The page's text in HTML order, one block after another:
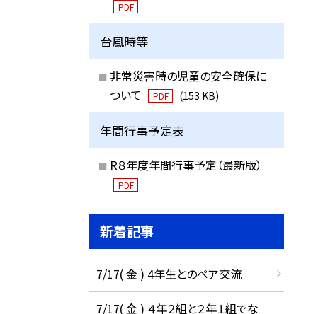
PDF
台風時等
非常災害時の児童の安全確保に
ついて
PDF (153 KB)
年間行事予定表
R８年度年間行事予定（最新版）
PDF
新着記事
7/17( 金 ) 4年生とのペア交流
7/17( 金 ) ４年２組と２年１組でな